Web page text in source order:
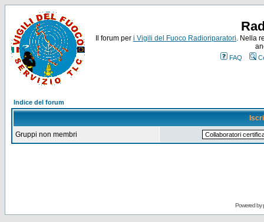
Il forum per i Vigili del Fuoco Radioriparatori. Nella
FAQ
Indice del forum
Gruppi non membri
Powered by